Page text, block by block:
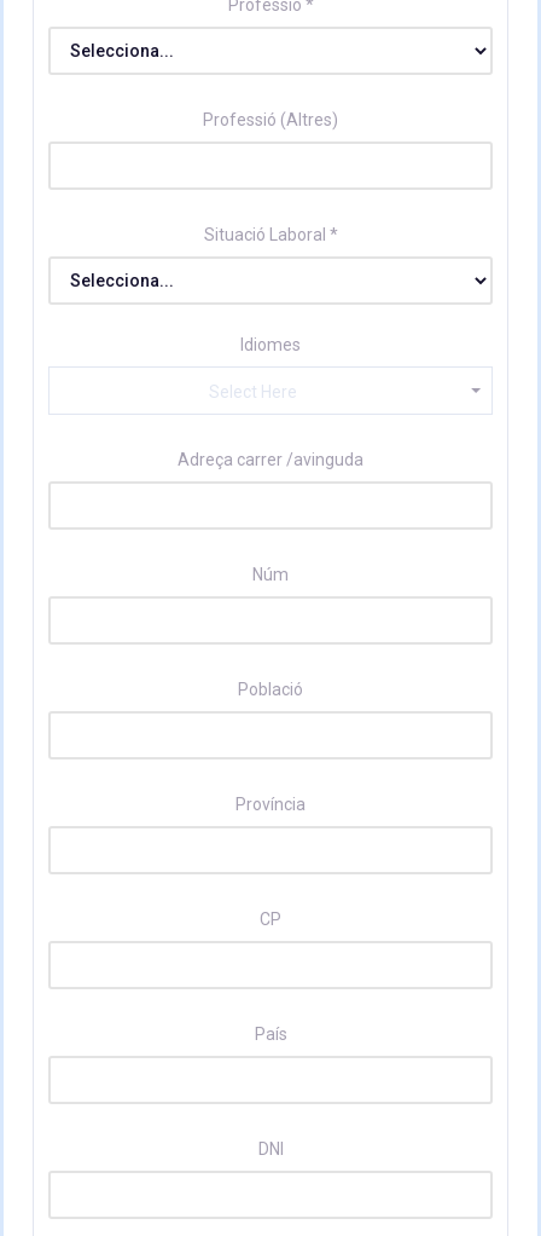
Professió *
Professió (Altres)
Situació Laboral *
Idiomes
Select Here
Adreça carrer /avinguda
Núm
Població
Província
CP
País
DNI